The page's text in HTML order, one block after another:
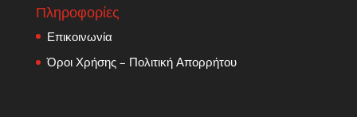
Πληροφορίες
Επικοινωνία
Όροι Χρήσης – Πολιτική Απορρήτου